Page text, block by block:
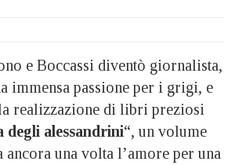
e Boccassi diventò giornalista,
immensa passione per i grigi, e
realizzazione di libri preziosi
degli alessandrini“, un volume
ancora una volta l’amore per una